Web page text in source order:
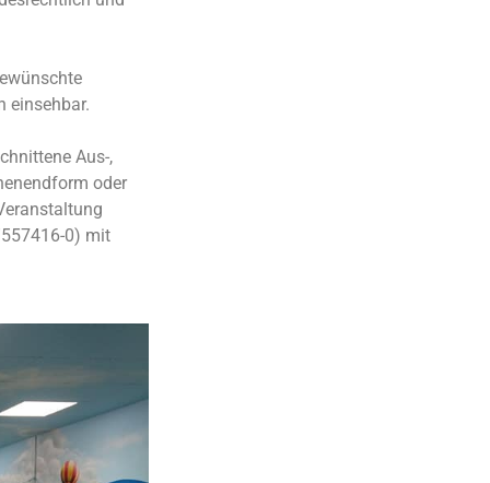
einsehbar.
Aus-,
oder
0) mit